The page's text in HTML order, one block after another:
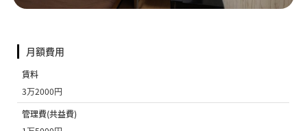
月額費用
賃料
3万2000円
管理費(共益費)